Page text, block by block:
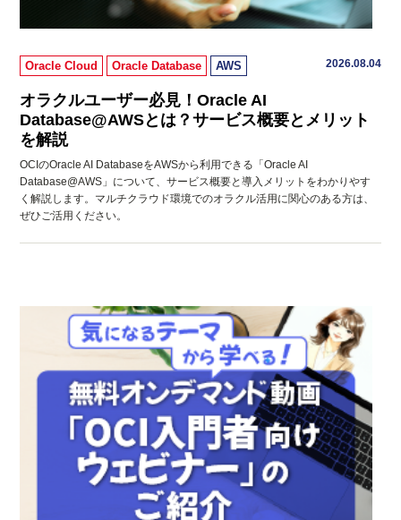
Oracle Cloud Oracle Database AWS 2026.08.04
オラクルユーザー必見！Oracle AI
Database@AWSとは？サービス概要とメリット
を解説
OCIのOracle AI DatabaseをAWSから利用できる「Oracle AI
Database@AWS」について、サービス概要と導入メリットをわかりやす
く解説します。マルチクラウド環境でのオラクル活用に関心のある方は、
ぜひご活用ください。